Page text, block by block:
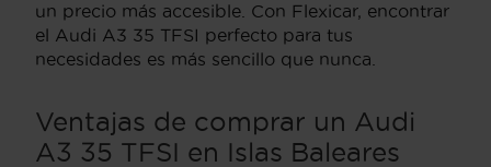
un precio más accesible. Con Flexicar, encontrar
el Audi A3 35 TFSI perfecto para tus
necesidades es más sencillo que nunca.
Ventajas de comprar un Audi
A3 35 TFSI en Islas Baleares